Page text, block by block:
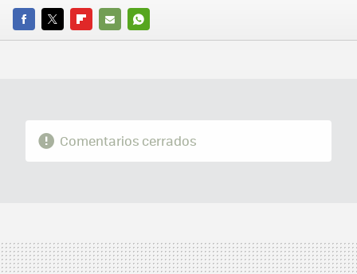
FACEBOOK
TWITTERFLIPBOARD
E-
WHATSAPP
Comentarios cerrados